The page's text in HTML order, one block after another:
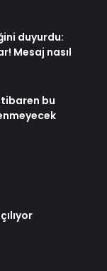
duyurdu:
Mesaj nasıl
bu